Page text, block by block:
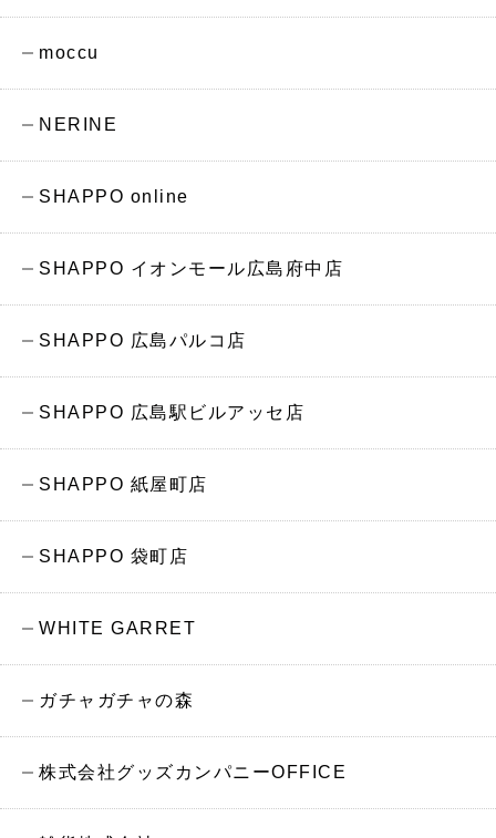
moccu
NERINE
SHAPPO online
SHAPPO イオンモール広島府中店
SHAPPO 広島パルコ店
SHAPPO 広島駅ビルアッセ店
SHAPPO 紙屋町店
SHAPPO 袋町店
WHITE GARRET
ガチャガチャの森
株式会社グッズカンパニーOFFICE